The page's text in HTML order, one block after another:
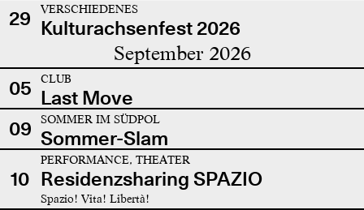
29 VERSCHIEDENES
Kulturachsenfest 2026
September 2026
05 CLUB
Last Move
09
SOMMER IM SÜDPOL
Sommer-Slam
10
PERFORMANCE, THEATER
Residenzsharing SPAZIO
Spazio! Vita! Libertà!